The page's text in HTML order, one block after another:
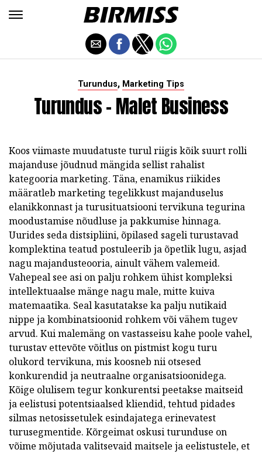
Turundus, Marketing Tips
Turundus - Malet Business
Koos viimaste muudatuste turul riigis kõik suurt rolli
majanduse jõudnud mängida sellist rahalist
kategooria marketing. Täna, enamikus riikides
määratleb marketing tegelikkust majanduselus
elanikkonnast ja turusituatsiooni tervikuna tegurina
moodustamise nõudluse ja pakkumise hinnaga.
Uurides seda distsipliini, õpilased sageli turustavad
komplektina teatud postuleerib ja õpetlik lugu, asjad
nagu majandusteooria, ainult vähem valemeid.
Vahepeal see asi on palju rohkem ühist kompleksi
intellektuaalse mänge nagu male, mitte kuiva
matemaatika. Seal kasutatakse ka palju nutikaid
nippe ja kombinatsioonid rohkem või vähem tugev
arvud. Kui malemäng on vastasseisu kahe poole vahel,
turustav ettevõte võitlus on pistmist kogu turu
olukord tervikuna, mis koosneb nii otsesed
konkurendid ja neutraalne organisatsioonidega.
Kõige olulisem tegur konkurentsi peetakse maitseid
ja eelistusi potentsiaalsed kliendid, tehtud pidades
silmas netosissetulek esindajatega erinevatest
turusegmentide. Kõrgeimat oskusi turunduse on
võime mõjutada valitsevaid maitsele ja eelistustele, et